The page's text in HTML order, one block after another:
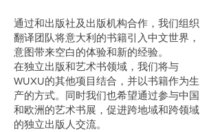
通过和出版社及出版机构合作，我们组织
翻译团队将意大利的书籍引入中文世界，
意图带来空白的体验和新的经验。
在独立出版和艺术书领域，我们将与
WUXU的其他项目结合，并以书籍作为生
产的方式。同时我们也希望通过参与中国
和欧洲的艺术书展，促进跨地域和跨领域
的独立出版人交流。